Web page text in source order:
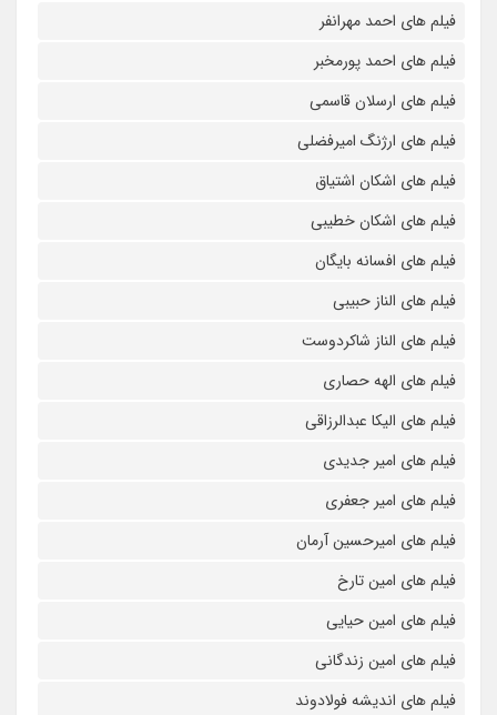
فیلم های احمد مهرانفر
فیلم های احمد پورمخبر
فیلم های ارسلان قاسمی
فیلم های ارژنگ امیرفضلی
فیلم های اشکان اشتیاق
فیلم های اشکان خطیبی
فیلم های افسانه بایگان
فیلم های الناز حبیبی
فیلم های الناز شاکردوست
فیلم های الهه حصاری
فیلم های الیکا عبدالرزاقی
فیلم های امیر جدیدی
فیلم های امیر جعفری
فیلم های امیرحسین آرمان
فیلم های امین تارخ
فیلم های امین حیایی
فیلم های امین زندگانی
فیلم های اندیشه فولادوند